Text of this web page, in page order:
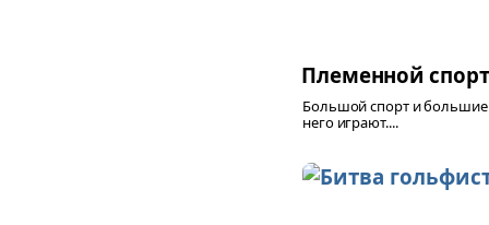
Племенной спорт
Большой спорт и
него играют....